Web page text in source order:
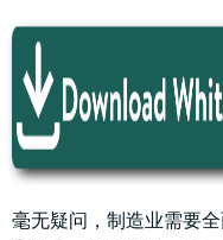
毫无疑问，制造业需要